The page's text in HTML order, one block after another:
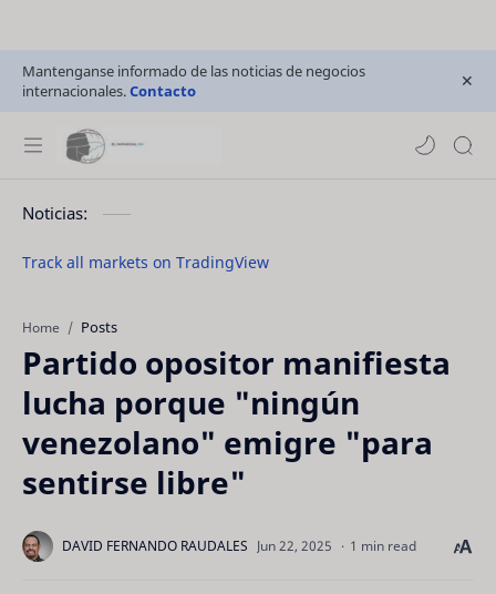
Mantenganse informado de las noticias de negocios
internacionales.Contacto
Noticias:
Track all markets on TradingView
Home Posts
Partido opositor manifiesta
lucha porque "ningún
venezolano" emigre "para
sentirse libre"
1 min read